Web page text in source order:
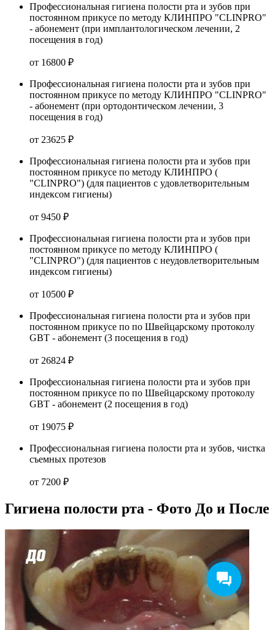
Профессиональная гигиена полости рта и зубов при
постоянном прикусе по методу КЛИНПРО "СLINPRO"
- абонемент (при имплантологическом лечении, 2
посещения в год)
от 16800 ₽
Профессиональная гигиена полости рта и зубов при
постоянном прикусе по методу КЛИНПРО "СLINPRO"
- абонемент (при ортодонтическом лечении, 3
посещения в год)
от 23625 ₽
Профессиональная гигиена полости рта и зубов при
постоянном прикусе по методу КЛИНПРО (
"СLINPRO") (для пациентов с удовлетворительным
индексом гигиены)
от 9450 ₽
Профессиональная гигиена полости рта и зубов при
постоянном прикусе по методу КЛИНПРО (
"СLINPRO") (для пациентов с неудовлетворительным
индексом гигиены)
от 10500 ₽
Профессиональная гигиена полости рта и зубов при
постоянном прикусе по по Швейцарскому протоколу
GBT - абонемент (3 посещения в год)
от 26824 ₽
Профессиональная гигиена полости рта и зубов при
постоянном прикусе по по Швейцарскому протоколу
GBT - абонемент (2 посещения в год)
от 19075 ₽
Профессиональная гигиена полости рта и зубов, чистка
съемных протезов
от 7200 ₽
Гигиена полости рта - Фото До и После